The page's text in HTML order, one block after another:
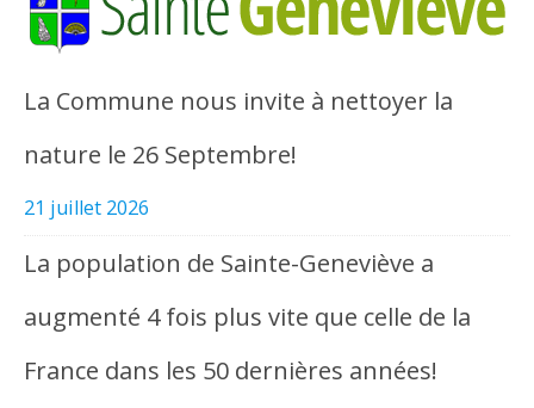
La Commune nous invite à nettoyer la
nature le 26 Septembre!
21 juillet 2026
La population de Sainte-Geneviève a
augmenté 4 fois plus vite que celle de la
France dans les 50 dernières années!